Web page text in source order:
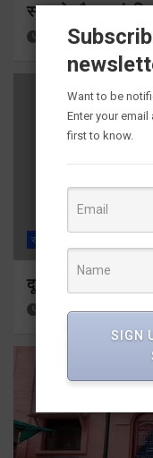
स्नान के दौरान
15 hours ago
राज्य
दून मेडिकल कॉलेज
15 hours ago
Want to be
Enter your
first to know.
SIGN